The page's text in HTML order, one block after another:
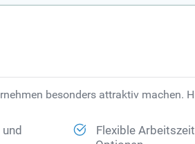
besonders attraktiv machen.
Flexible